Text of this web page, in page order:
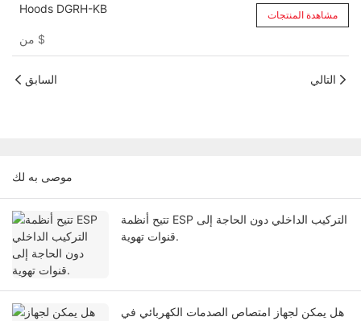
Hoods DGRH-KB
$
مشاهدة المنتجات
السابق التالي
موصى به لك
تتيح أنظمة ESP التركيب الداخلي دون الحاجة إلى
قنوات تهوية.
هل يمكن لجهاز امتصاص الصدمات الكهربائي في